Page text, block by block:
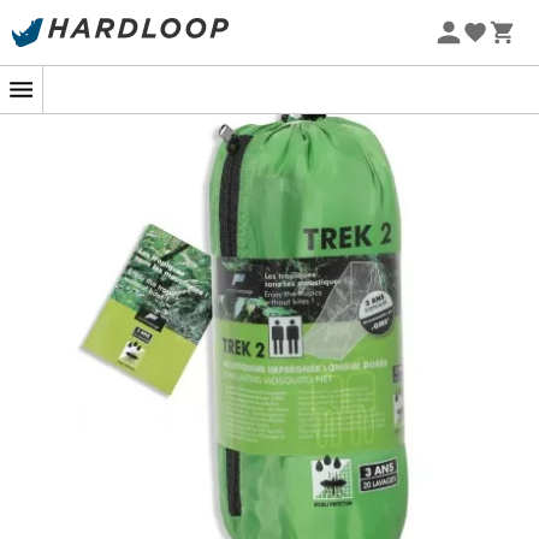
Zomeraanbiedingen 🔥 -5% EXTRA vanaf 2 producten* met
Ben je het zat om wakker te worden van het gezoem van
muggen? Om jezelf tot bloedens toe te krabben? Wil je
gewoon genieten van je bivak zonder je zorgen te
maken over muggen?
Muskietennet Trek 2 voor2 personen van
is precies wat je nodig hebt!
Het biedt zowel comfort als gemak: het is compact en